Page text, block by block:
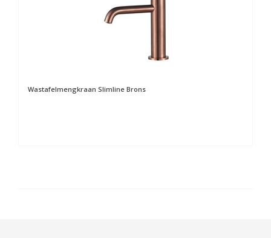
Wastafelmengkraan Slimline Brons